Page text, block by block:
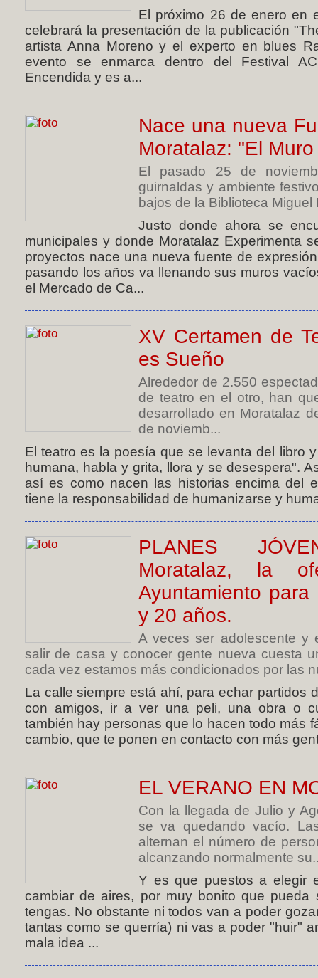
El próximo 26 de enero en
celebrará la presentación de la publicación
artista Anna Moreno y el experto en blues
evento se enmarca dentro del Festival
Encendida y es a...
Nace una nueva
Moratalaz: "El
El pasado 25 de
guirnaldas y ambiente
bajos de la Biblioteca
Justo donde ahora se
municipales y donde Moratalaz Experimenta
proyectos nace una nueva fuente de
pasando los años va llenando sus muros
el Mercado de Ca...
XV Certamen de
es Sueño
Alrededor de 2.550
de teatro en el otro, han
desarrollado en Moratalaz
de noviemb...
El teatro es la poesía que se levanta del libro
humana, habla y grita, llora y se desespera".
así es como nacen las historias encima del
tiene la responsabilidad de humanizarse y
PLANES
Moratalaz, la
Ayuntamiento
y 20 años.
A veces ser adolescente y
salir de casa y conocer gente nueva cuesta
cada vez estamos más condicionados por las
La calle siempre está ahí, para echar partidos
con amigos, ir a ver una peli, una obra o
también hay personas que lo hacen todo más
cambio, que te ponen en contacto con más
EL VERANO EN
Con la llegada de Julio y
se va quedando vacío.
alternan el número de
alcanzando normalmente
Y es que puestos a elegir
cambiar de aires, por muy bonito que
tengas. No obstante ni todos van a poder
tantas como se querría) ni vas a poder "huir"
mala idea ...